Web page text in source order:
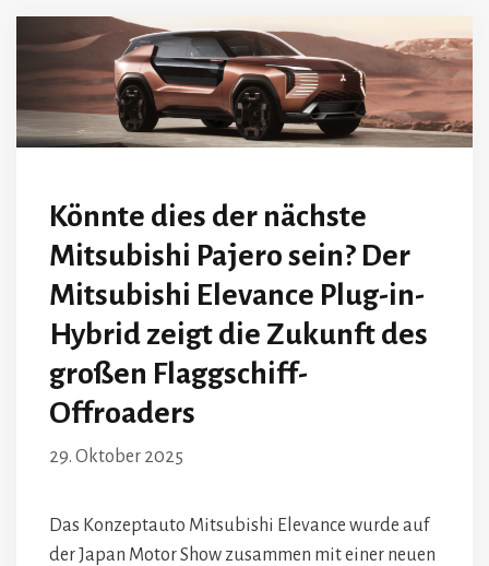
Könnte dies der nächste
Mitsubishi Pajero sein? Der
Mitsubishi Elevance Plug-in-
Hybrid zeigt die Zukunft des
großen Flaggschiff-
Offroaders
29. Oktober 2025
Das Konzeptauto Mitsubishi Elevance wurde auf
der Japan Motor Show zusammen mit einer neuen